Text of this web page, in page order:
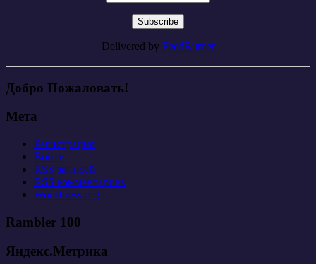
Delivered by FeedBurner
Добро Пожаловать!
Мета
Регистрация
Войти
RSS записей
RSS комментариев
WordPress.org
Rambler 100
Яндекс.Метрика